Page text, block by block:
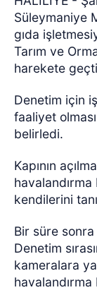
Süleymaniye
gıda
Tarım ve
harekete
Denetim için
faaliyet
belirledi.
Kapının
kendilerini
Bir süre sonra
Denetim
kameralara